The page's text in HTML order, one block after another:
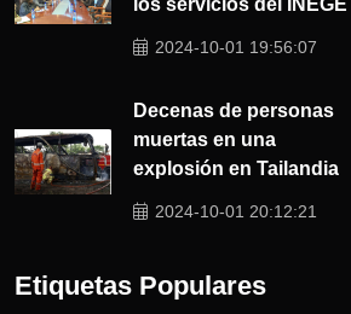
los servicios del INEGE
2024-10-01 19:56:07
Decenas de personas
muertas en una
explosión en Tailandia
2024-10-01 20:12:21
Etiquetas Populares